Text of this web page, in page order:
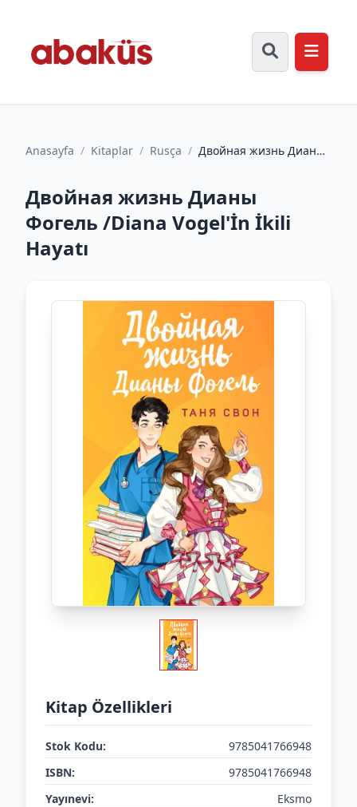
Anasayfa / Kitaplar / Rusça / Двойная жизнь Дианы
Двойная жизнь Дианы
Фогель /Diana Vogel'İn İkili
Hayatı
Kitap Özellikleri
Stok Kodu:
9785041766948
ISBN:
9785041766948
Yayınevi:
Eksmo